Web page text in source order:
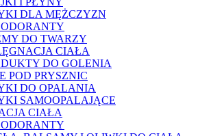
DLA MĘŻCZYZN
DO TWARZY
CIAŁA
DO GOLENIA
POD PRYSZNIC
DO OPALANIA
SAMOOPALAJĄCE
CIAŁA